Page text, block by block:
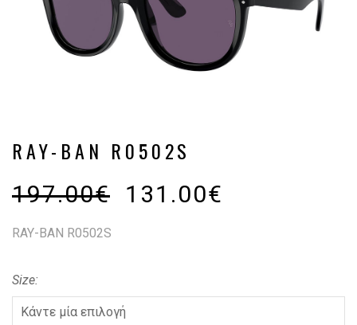
RAY-BAN R0502S
197.00€ 131.00€
RAY-BAN R0502S
Size